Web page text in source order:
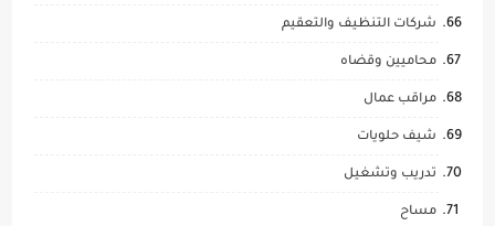
شركات التنظيف والتعقيم
محاميين وقضاه
مراقب عمال
شيف حلويات
تدريب وتشغيل
مساح